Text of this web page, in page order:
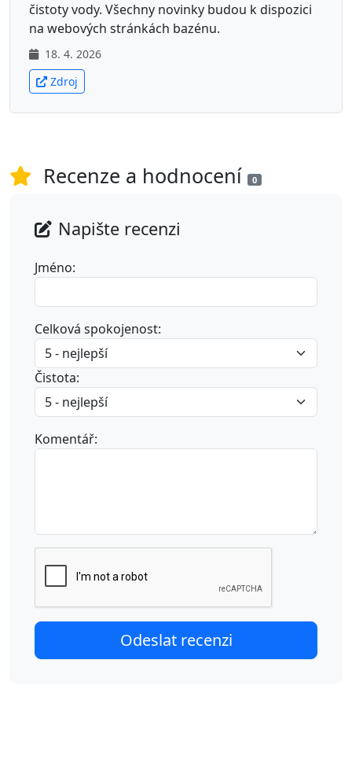
čistoty vody. Všechny novinky budou k dispozici
na webových stránkách bazénu.
18. 4. 2026
Zdroj
Recenze a hodnocení 0
Napište recenzi
Jméno:
Celková spokojenost:
Čistota:
Komentář: